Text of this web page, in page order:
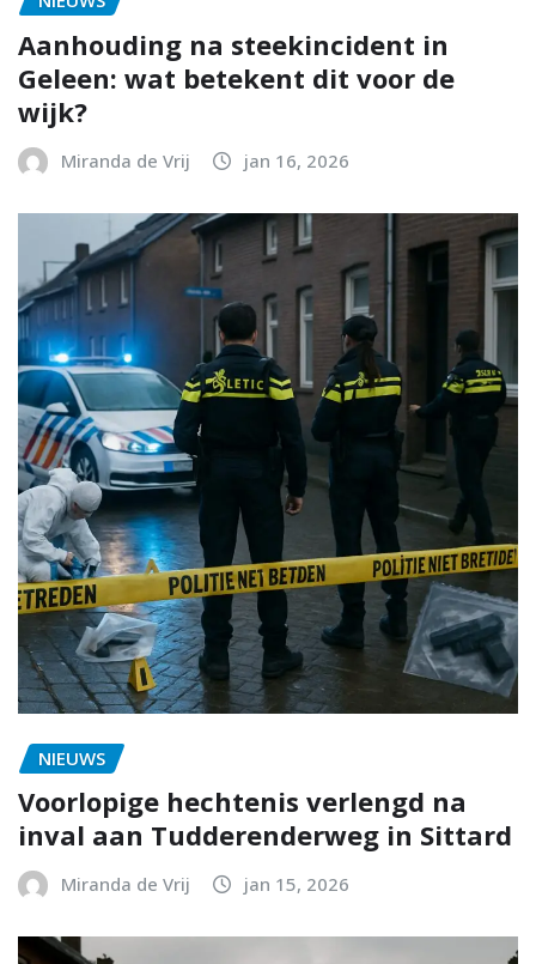
Aanhouding na steekincident in
Geleen: wat betekent dit voor de
wijk?
Miranda de Vrij jan 16, 2026
NIEUWS
Voorlopige hechtenis verlengd na
inval aan Tudderenderweg in Sittard
Miranda de Vrij jan 15, 2026